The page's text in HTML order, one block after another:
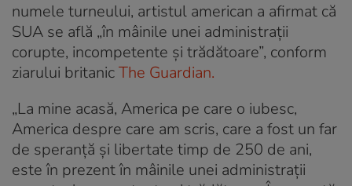
numele turneului, artistul american a afirmat că
SUA se află „în mâinile unei administrații
corupte, incompetente și trădătoare”, conform
ziarului britanicThe Guardian.
„La mine acasă, America pe care o iubesc,
America despre care am scris, care a fost un far
de speranță și libertate timp de 250 de ani,
este în prezent în mâinile unei administrații